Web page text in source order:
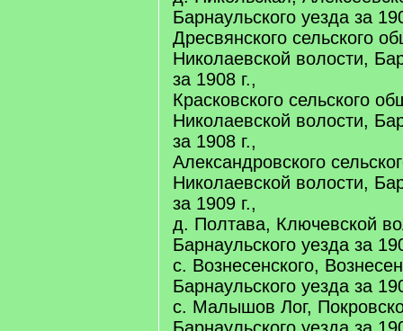
Барнаульского уезда за
Дресвянского сельского
Николаевской волости,
за 1908 г.,
Красковского сельского
Николаевской волости,
за 1908 г.,
Александровского
Николаевской волости,
за 1909 г.,
д. Полтава, Ключевской
Барнаульского уезда за
с. Вознесенского,
Барнаульского уезда за
с. Малышов Лог,